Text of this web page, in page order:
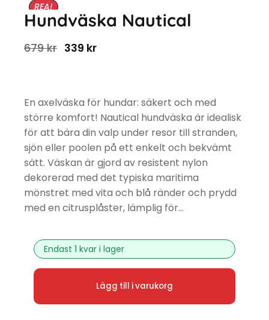
REA!
Hundväska Nautical
679kr Det ursprungliga priset var: 679 kr.
339 krDet nuvarande priset är: 339 kr.
En axelväska för hundar: säkert och med
större komfort! Nautical hundväska är idealisk
för att bära din valp under resor till stranden,
sjön eller poolen på ett enkelt och bekvämt
sätt. Väskan är gjord av resistent nylon
dekorerad med det typiska maritima
mönstret med vita och blå ränder och prydd
med en citrusplåster, lämplig för…
Endast 1 kvar i lager
Hundväska Nautical mängd
Lägg till i varukorg